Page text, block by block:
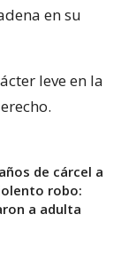
en su
leve en la
de cárcel a
robo:
a adulta